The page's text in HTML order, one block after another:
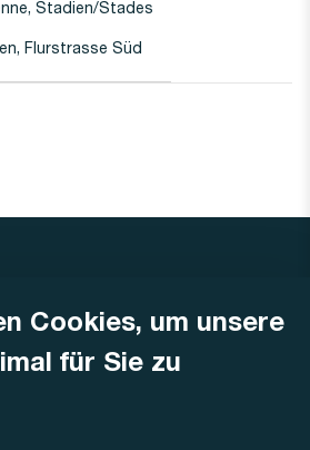
Cookies, um unsere
für Sie zu
PDF herunterladen für
Stadien/Stades
neuen Tab oder Fenster)
PDF herunterladen für
Flurstrasse Süd
neuen Tab oder Fenster)